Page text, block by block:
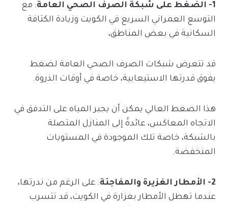
1- الضغط على شبكة الصرف الصحي العامة
: مع
التوسع العمراني السريع في الكويت وزيادة الكثافة
السكانية في بعض المناطق،
قد تتعرض شبكات الصرف الصحي العامة لضغط
يفوق قدرتها الاستيعابية، خاصة في أوقات الذروة.
هذا الضغط العالي يمكن أن يجبر المياه على التدفق في
الاتجاه المعاكس، عائدةً إلى المنازل المتصلة
بالشبكة، خاصة تلك الموجودة في المستويات
المنخفضة.
2- الأمطار الغزيرة والمفاجئة
: على الرغم من ندرتها،
عندما تهطل الأمطار بغزارة في الكويت، قد تتسرب